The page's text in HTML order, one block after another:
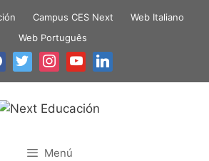
Campus CES Next
Web Italiano
Web Português
Menú